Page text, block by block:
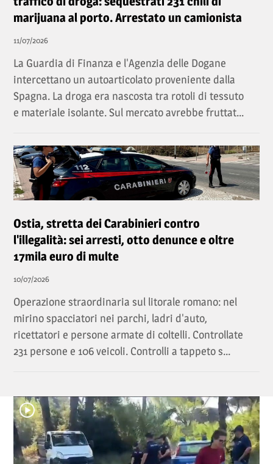
marijuana al porto. Arrestato un camionista
11/07/2026
La Guardia di Finanza e l'Agenzia delle Dogane
intercettano un autoarticolato proveniente dalla
Spagna. La droga era nascosta tra rotoli di tessuto
e materiale isolante. Sul mercato avrebbe fruttat...
Ostia, stretta dei Carabinieri contro
l'illegalità: sei arresti, otto denunce e oltre
17mila euro di multe
10/07/2026
Operazione straordinaria sul litorale romano: nel
mirino spacciatori nei parchi, ladri d'auto,
ricettatori e persone armate di coltelli. Controllate
231 persone e 106 veicoli. Controlli a tappeto s...